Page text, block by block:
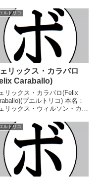
績：59戦44勝(27KO)11敗4分
得タイトル】WBAラテンア
リカウェルター級王座第8代
世界...
ルトリコ
リックス・カラバロ
Caraballo)
リックス・カラバロ(Felix
プエルトリコ) 本名：
リックス・ウィルソン・カラ
1日国籍：プエルトリコ戦
22戦13勝(9KO)7敗2分 【獲
タイトル】WBAカリブ海フ...
ルトリコ